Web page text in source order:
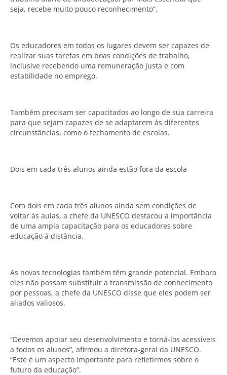
seja, recebe muito pouco reconhecimento”.
Os educadores em todos os lugares devem ser capazes de
realizar suas tarefas em boas condições de trabalho,
inclusive recebendo uma remuneração justa e com
estabilidade no emprego.
Também precisam ser capacitados ao longo de sua carreira
para que sejam capazes de se adaptarem às diferentes
circunstâncias, como o fechamento de escolas.
Dois em cada três alunos ainda estão fora da escola
Com dois em cada três alunos ainda sem condições de
voltar às aulas, a chefe da UNESCO destacou a importância
de uma ampla capacitação para os educadores sobre
educação à distância.
As novas tecnologias também têm grande potencial. Embora
eles não possam substituir a transmissão de conhecimento
por pessoas, a chefe da UNESCO disse que eles podem ser
aliados valiosos.
“Devemos apoiar seu desenvolvimento e torná-los acessíveis
a todos os alunos”, afirmou a diretora-geral da UNESCO.
“Este é um aspecto importante para refletirmos sobre o
futuro da educação”.